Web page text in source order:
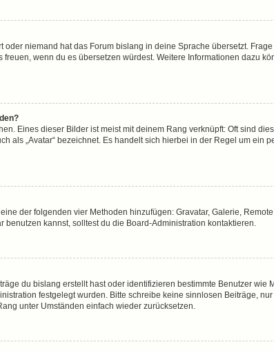
niemand hat das Forum bislang in deine Sprache übersetzt.
wenn du es übersetzen würdest. Weitere Informationen dazu
Eines dieser Bilder ist meist mit deinem Rang verknüpft: Oft sind
als „Avatar“ bezeichnet. Es handelt sich hierbei in der Regel um ein
der folgenden vier Methoden hinzufügen: Gravatar, Galerie,
kannst, solltest du die Board-Administration kontaktieren.
du bislang erstellt hast oder identifizieren bestimmte Benutzer wie
festgelegt wurden. Bitte schreibe keine sinnlosen Beiträge,
unter Umständen einfach wieder zurücksetzen.